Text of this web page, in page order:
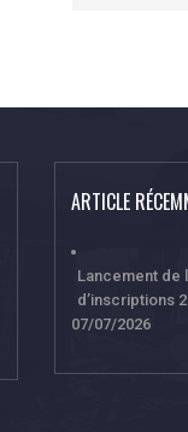
ARTICLE
Lancement de
d’inscriptions
07/07/2026